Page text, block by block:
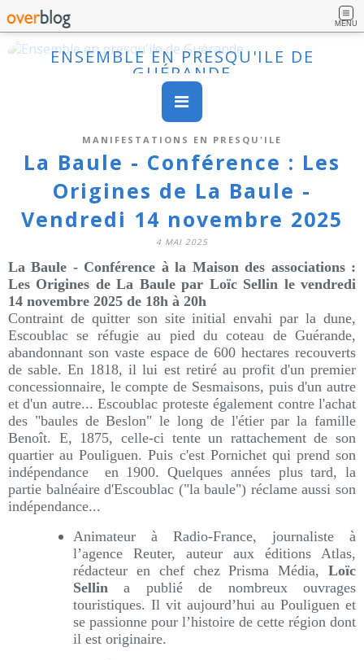
MENU
ENSEMBLE EN PRESQU'ILE DE
GUÉRANDE
MANIFESTATIONS EN PRESQU'ILE
La Baule - Conférence : Les
Origines de La Baule -
Vendredi 14 novembre 2025
4 MAI 2025
La Baule - Conférence à la Maison des associations:
Les Origines de La Baulepar Loïc Sellin le vendredi
14 novembre 2025 de 18h à 20h
Contraint de quitter son site initial envahi par la dune,
Escoublac se réfugie au pied du coteau de Guérande,
abandonnant son vaste espace de 600 hectares recouverts
de sable. En 1818, il lui est retiré au profit d'un premier
concessionnaire, le compte de Sesmaisons, puis d'un autre
et d'un autre... Escoublac proteste également contre l'achat
des "baules de Beslon" le long de l'étier par la famille
Benoît. E, 1875, celle-ci tente un rattachement de son
quartier au Pouliguen. Puis c'est Pornichet qui prend son
indépendance en 1900. Quelques années plus tard, la
partie balnéaire d'Escoublac ("la baule") réclame aussi son
indépendance...
Animateur à Radio-France, journaliste à
l’agence Reuter, auteur aux éditions Atlas,
rédacteur en chef chez Prisma Média, Loïc
Sellin a publié de nombreux ouvrages
touristiques. Il vit aujourd’hui au Pouliguen et
se passionne pour l’histoire de cette région dont
il est originaire.